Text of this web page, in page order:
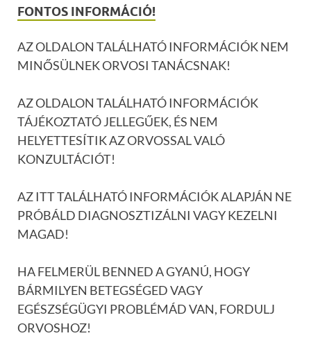
FONTOS INFORMÁCIÓ!
AZ OLDALON TALÁLHATÓ INFORMÁCIÓK NEM
MINŐSÜLNEK ORVOSI TANÁCSNAK!
AZ OLDALON TALÁLHATÓ INFORMÁCIÓK
TÁJÉKOZTATÓ JELLEGŰEK, ÉS NEM
HELYETTESÍTIK AZ ORVOSSAL VALÓ
KONZULTÁCIÓT!
AZ ITT TALÁLHATÓ INFORMÁCIÓK ALAPJÁN NE
PRÓBÁLD DIAGNOSZTIZÁLNI VAGY KEZELNI
MAGAD!
HA FELMERÜL BENNED A GYANÚ, HOGY
BÁRMILYEN BETEGSÉGED VAGY
EGÉSZSÉGÜGYI PROBLÉMÁD VAN, FORDULJ
ORVOSHOZ!